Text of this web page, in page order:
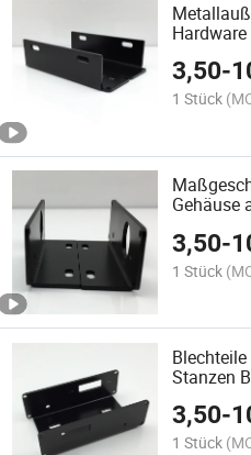
Hardware
3,50-
1 Stück
Gehäuse
3,50-
1 Stück
Stanzen
3,50-
1 Stück